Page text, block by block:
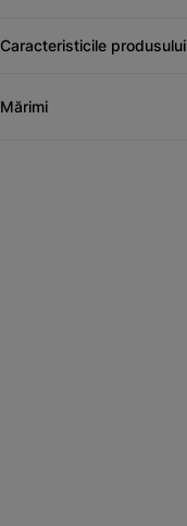
Caracteristicile produsului
Mărimi